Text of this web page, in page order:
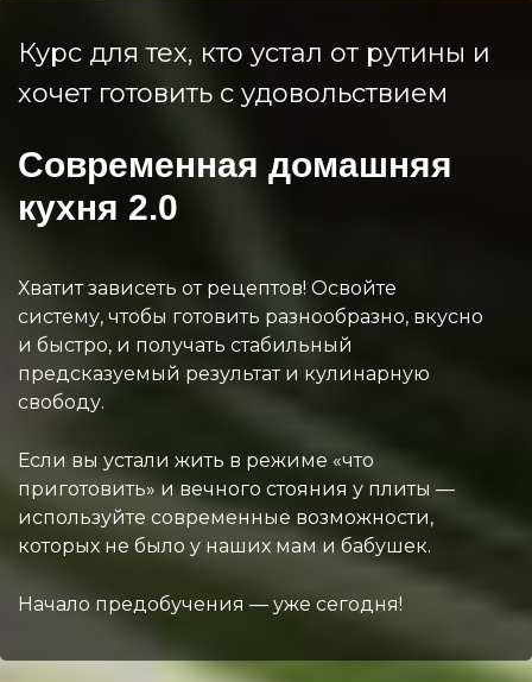
Курс для тех, кто устал от рутины и
хочет готовить с удовольствием
Современная домашняя
кухня 2.0
Хватит зависеть от рецептов! Освойте
систему, чтобы готовить разнообразно, вкусно
и быстро, и получать стабильный
предсказуемый результат и кулинарную
свободу.
Если вы устали жить в режиме «что
приготовить» и вечного стояния у плиты —
используйте современные возможности,
которых не было у наших мам и бабушек.
Начало предобучения — уже сегодня!